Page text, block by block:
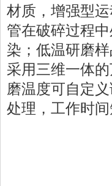
材质，增强型
管在破碎过程
染；低温研磨
采用三维一体
磨温度可自定
处理，工作时间